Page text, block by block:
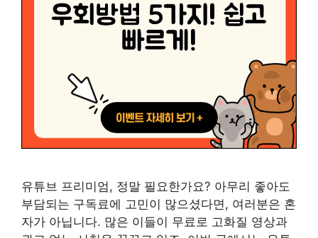
유튜브 프리미엄, 정말 필요한가요? 아무리 좋아도
부담되는 구독료에 고민이 많으셨다면, 여러분은 혼
자가 아닙니다. 많은 이들이 무료로 고화질 영상과